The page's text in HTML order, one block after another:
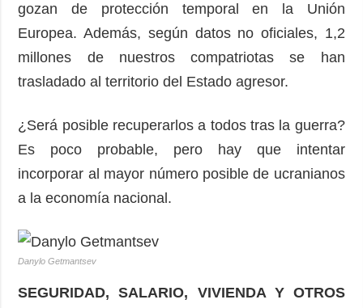
gozan de protección temporal en la Unión
Europea. Además, según datos no oficiales, 1,2
millones de nuestros compatriotas se han
trasladado al territorio del Estado agresor.
¿Será posible recuperarlos a todos tras la guerra?
Es poco probable, pero hay que intentar
incorporar al mayor número posible de ucranianos
a la economía nacional.
Danylo Getmantsev
SEGURIDAD, SALARIO, VIVIENDA Y OTROS